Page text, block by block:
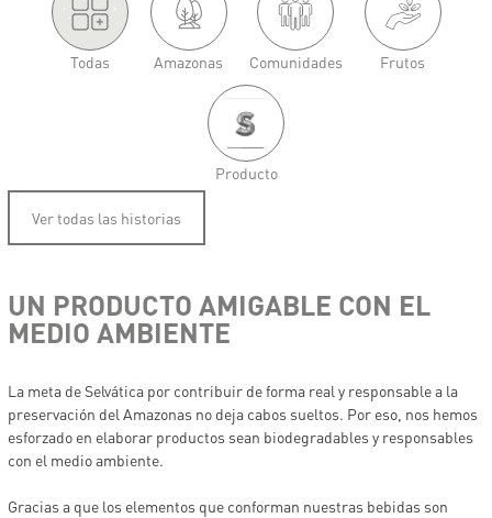
.'
Todas Amazonas Comunidades Frutos
Producto
Ver todas las historias
UN PRODUCTO AMIGABLE CON EL
MEDIO AMBIENTE
La meta de Selvática por contribuir de forma real y responsable a la
preservación del Amazonas no deja cabos sueltos. Por eso, nos hemos
esforzado en elaborar productos sean biodegradables y responsables
con el medio ambiente.
Gracias a que los elementos que conforman nuestras bebidas son